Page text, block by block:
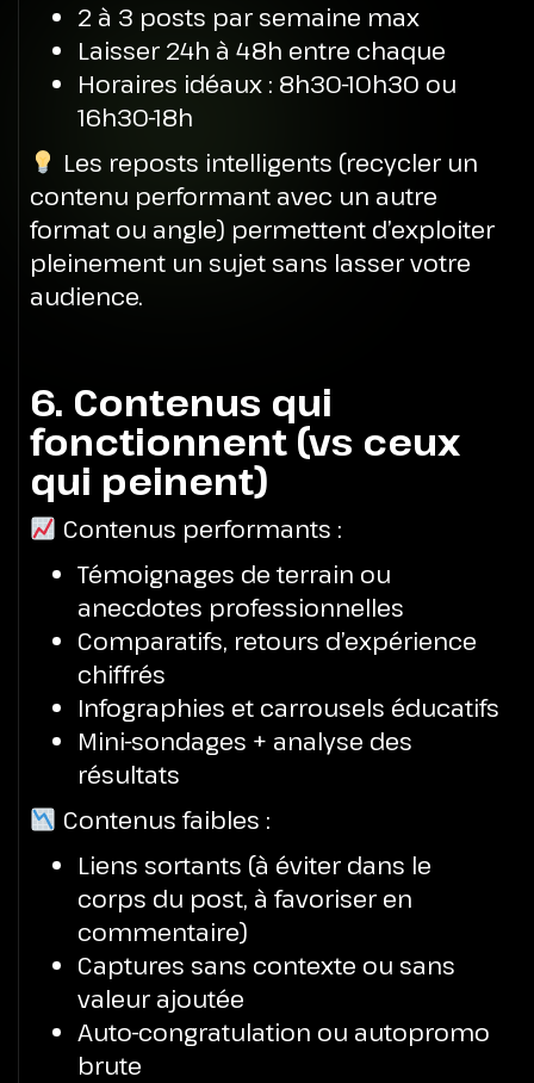
2 à 3 posts par semaine max
Laisser 24h à 48h entre chaque
Horaires idéaux : 8h30-10h30 ou
16h30-18h
Les reposts intelligents (recycler un
contenu performant avec un autre
format ou angle) permettent d’exploiter
pleinement un sujet sans lasser votre
audience.
6. Contenus qui
fonctionnent (vs ceux
qui peinent)
Contenus performants :
Témoignages de terrain ou
anecdotes professionnelles
Comparatifs, retours d’expérience
chiffrés
Infographies et carrousels éducatifs
Mini-sondages + analyse des
résultats
Contenus faibles :
Liens sortants (à éviter dans le
corps du post, à favoriser en
commentaire)
Captures sans contexte ou sans
valeur ajoutée
Auto-congratulation ou autopromo
brute